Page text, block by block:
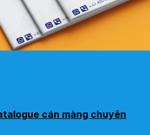
cán màng chuyên